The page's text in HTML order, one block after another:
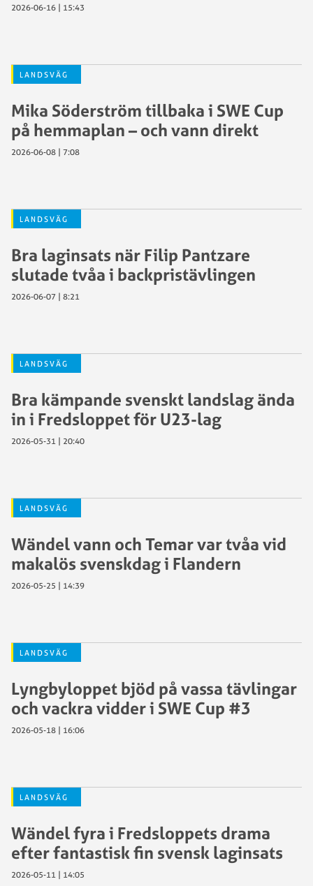
2026-06-16 | 15:43
LANDSVÄG
Mika Söderström tillbaka i SWE Cup
på hemmaplan – och vann direkt
2026-06-08 | 7:08
LANDSVÄG
Bra laginsats när Filip Pantzare
slutade tvåa i backpristävlingen
2026-06-07 | 8:21
LANDSVÄG
Bra kämpande svenskt landslag ända
in i Fredsloppet för U23-lag
2026-05-31 | 20:40
LANDSVÄG
Wändel vann och Temar var tvåa vid
makalös svenskdag i Flandern
2026-05-25 | 14:39
LANDSVÄG
Lyngbyloppet bjöd på vassa tävlingar
och vackra vidder i SWE Cup #3
2026-05-18 | 16:06
LANDSVÄG
Wändel fyra i Fredsloppets drama
efter fantastisk fin svensk laginsats
2026-05-11 | 14:05